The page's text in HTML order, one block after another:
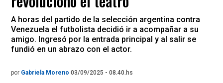
A horas del partido de la selección argentina contra
Venezuela el futbolista decidió ir a acompañar a su
amigo. Ingresó por la entrada principal y al salir se
fundió en un abrazo con el actor.
por Gabriela Moreno 03/09/2025 - 08.40.hs